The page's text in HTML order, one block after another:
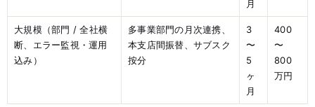
月
大規模（部門 / 全社横
断、エラー監視・運用
込み）
多事業部門の月次連携、
本支店間振替、サブスク
按分
3
〜
5
ヶ
月
400
〜
800
万円